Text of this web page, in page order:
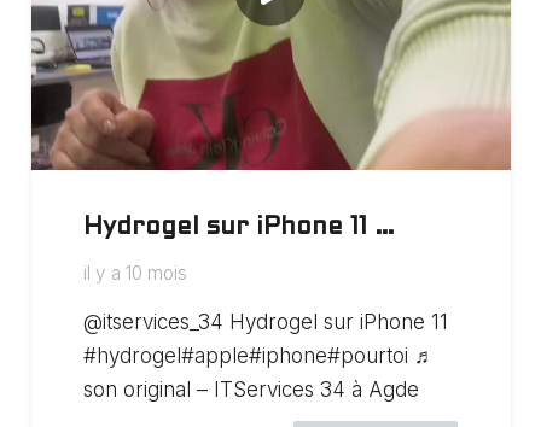
Hydrogel sur iPhone 11 …
il y a 10 mois
@itservices_34 Hydrogel sur iPhone 11
#hydrogel#apple#iphone#pourtoi ♬
son original – ITServices 34 à Agde